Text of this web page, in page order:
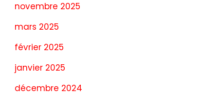
novembre 2025
mars 2025
février 2025
janvier 2025
décembre 2024